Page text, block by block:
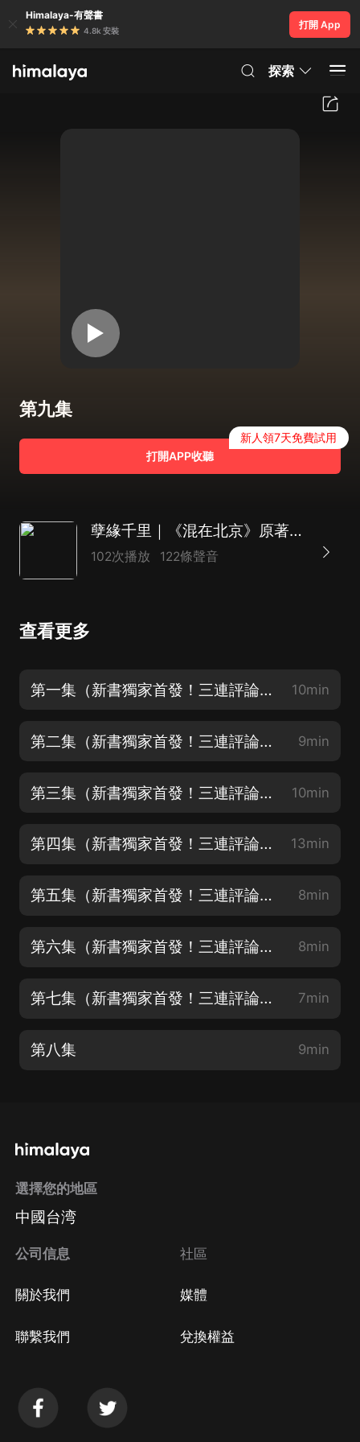
Himalaya-有聲書
4.8k 安裝
打開 App
探索
第九集
打開APP收聽
新人領7天免費試用
孽緣千里｜《混在北京》原著作者新寫實長篇｜精品多播
102次播放 122條聲音
查看更多
第一集（新書獨家首發！三連評論區聊上世紀故事抽月卡！） 10min
第二集（新書獨家首發！三連評論區聊上世紀故事抽月卡！） 9min
第三集（新書獨家首發！三連評論區聊上世紀故事抽月卡！） 10min
第四集（新書獨家首發！三連評論區聊上世紀故事抽月卡！） 13min
第五集（新書獨家首發！三連評論區聊上世紀故事抽月卡！） 8min
第六集（新書獨家首發！三連評論區聊上世紀故事抽月卡！） 8min
第七集（新書獨家首發！三連評論區聊上世紀故事抽月卡！） 7min
第八集 9min
選擇您的地區
中國台湾
公司信息
關於我們
聯繫我們
社區
媒體
兌換權益